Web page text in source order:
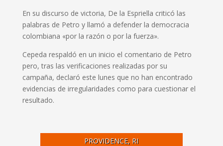
En su discurso de victoria, De la Espriella criticó las
palabras de Petro y llamó a defender la democracia
colombiana «por la razón o por la fuerza».
Cepeda respaldó en un inicio el comentario de Petro
pero, tras las verificaciones realizadas por su
campaña, declaró este lunes que no han encontrado
evidencias de irregularidades como para cuestionar el
resultado.
PROVIDENCE, RI